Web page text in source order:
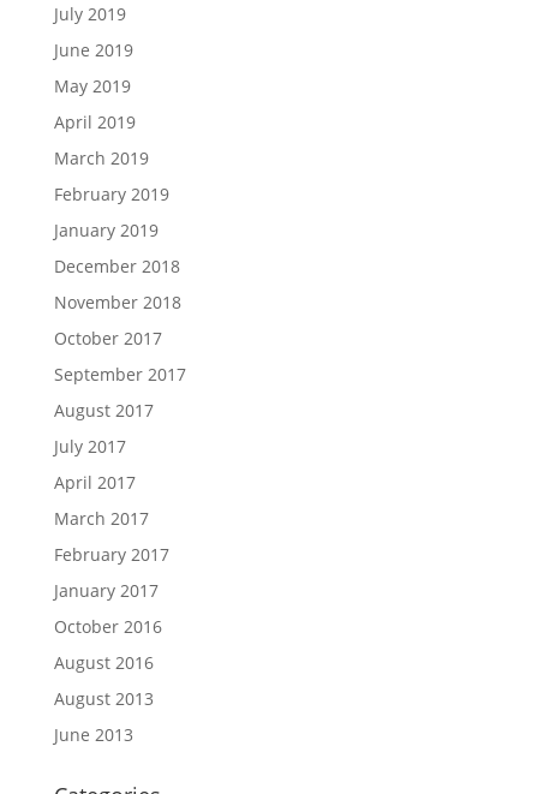
July 2019
June 2019
May 2019
April 2019
March 2019
February 2019
January 2019
December 2018
November 2018
October 2017
September 2017
August 2017
July 2017
April 2017
March 2017
February 2017
January 2017
October 2016
August 2016
August 2013
June 2013